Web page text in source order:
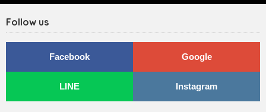
Follow us
Facebook Google
LINE Instagram